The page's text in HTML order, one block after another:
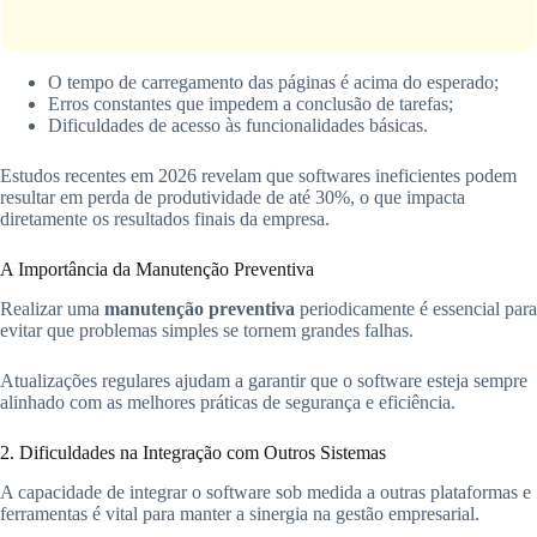
O tempo de carregamento das páginas é acima do esperado;
Erros constantes que impedem a conclusão de tarefas;
Dificuldades de acesso às funcionalidades básicas.
Estudos recentes em 2026 revelam que softwares ineficientes podem
resultar em perda de produtividade de até 30%, o que impacta
diretamente os resultados finais da empresa.
A Importância da Manutenção Preventiva
Realizar uma manutenção preventiva periodicamente é essencial para
evitar que problemas simples se tornem grandes falhas.
Atualizações regulares ajudam a garantir que o software esteja sempre
alinhado com as melhores práticas de segurança e eficiência.
2. Dificuldades na Integração com Outros Sistemas
A capacidade de integrar o software sob medida a outras plataformas e
ferramentas é vital para manter a sinergia na gestão empresarial.